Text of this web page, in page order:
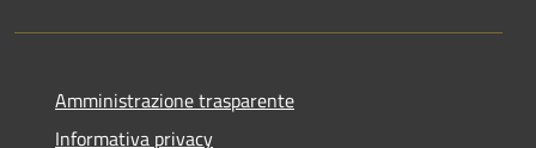
Amministrazione trasparente
Informativa privacy